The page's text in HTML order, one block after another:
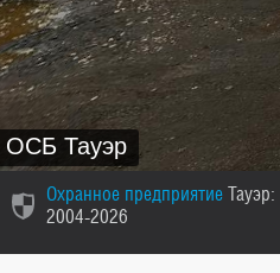
Охранное предприятие Тауэр:
2004-2026